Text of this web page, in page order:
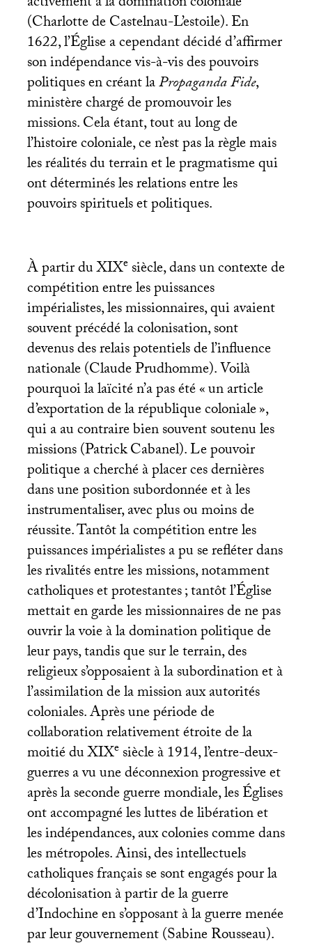
(Charlotte de Castelnau-L’estoile). En
1622, l’Église a cependant décidé d’affirmer
son indépendance vis-à-vis des pouvoirs
politiques en créant laPropaganda Fide,
ministère chargé de promouvoir les
missions. Cela étant, tout au long de
l’histoire coloniale, ce n’est pas la règle mais
les réalités du terrain et le pragmatisme qui
ont déterminés les relations entre les
pouvoirs spirituels et politiques.
À partir duXIXesiècle, dans un contexte de
compétition entre les puissances
impérialistes, les missionnaires, qui avaient
souvent précédé la colonisation, sont
devenus des relais potentiels de l’influence
nationale (Claude Prudhomme). Voilà
pourquoi la laïcité n’a pas été «un article
d’exportation de la république coloniale»,
qui a au contraire bien souvent soutenu les
missions (Patrick Cabanel). Le pouvoir
politique a cherché à placer ces dernières
dans une position subordonnée et à les
instrumentaliser, avec plus ou moins de
réussite. Tantôt la compétition entre les
puissances impérialistes a pu se refléter dans
les rivalités entre les missions, notamment
catholiques et protestantes; tantôt l’Église
mettait en garde les missionnaires de ne pas
ouvrir la voie à la domination politique de
leur pays, tandis que sur le terrain, des
religieux s’opposaient à la subordination et à
l’assimilation de la mission aux autorités
coloniales. Après une période de
collaboration relativement étroite de la
moitié duXIXesiècle à 1914, l’entre-deux-
guerres a vu une déconnexion progressive et
après la seconde guerre mondiale, les Églises
ont accompagné les luttes de libération et
les indépendances, aux colonies comme dans
les métropoles. Ainsi, des intellectuels
catholiques français se sont engagés pour la
décolonisation à partir de la guerre
d’Indochine en s’opposant à la guerre menée
par leur gouvernement (Sabine Rousseau).